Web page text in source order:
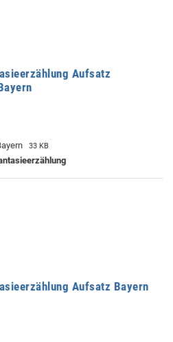
Aufsatz
33 KB
Aufsatz Bayern